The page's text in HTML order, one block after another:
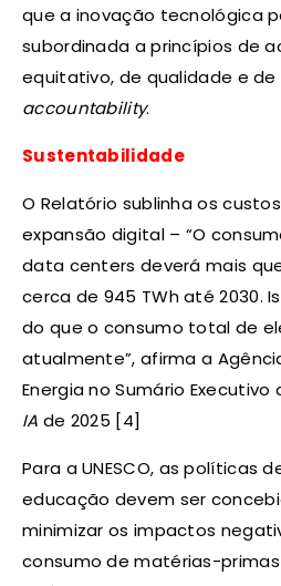
que a inovação tecnológica
subordinada a princípios de
equitativo, de qualidade e
accountability.
Sustentabilidade
O Relatório sublinha os
expansão digital – “O
data centers deverá mais
cerca de 945 TWh até 2030.
do que o consumo total de
atualmente”, afirma a
Energia no Sumário Executivo
IA de 2025 [4]
Para a UNESCO, as políticas
educação devem ser
minimizar os impactos
consumo de matérias-